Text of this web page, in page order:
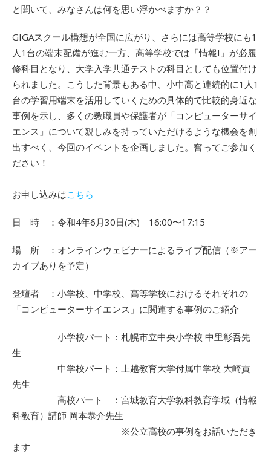
と聞いて、みなさんは何を思い浮かべますか？？
GIGAスクール構想が全国に広がり、さらには高等学校にも1
人1台の端末配備が進む一方、高等学校では「情報I」が必履
修科目となり、大学入学共通テストの科目としても位置付け
られました。こうした背景もある中、小中高と連続的に1人1
台の学習用端末を活用していくための具体的で比較的身近な
事例を示し、多くの教職員や保護者が「コンピューターサイ
エンス」について親しみを持っていただけるような機会を創
出すべく、今回のイベントを企画しました。奮ってご参加く
ださい！
お申し込みはこちら
日 時 ：令和4年6月30日(木) 16:00〜17:15
場 所 ：オンラインウェビナーによるライブ配信（※アー
カイブありを予定）
登壇者 ：小学校、中学校、高等学校におけるそれぞれの
「コンピューターサイエンス」に関連する事例のご紹介
小学校パート：札幌市立中央小学校 中里彰吾先
生
中学校パート：上越教育大学付属中学校 大崎貢
先生
高校パート ：宮城教育大学教科教育学域（情報
科教育）講師 岡本恭介先生
※公立高校の事例をお話いただき
ます